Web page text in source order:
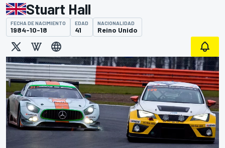
Stuart Hall
FECHA DE NACIMIENTO
1984-10-18
EDAD
41
NACIONALIDAD
Reino Unido